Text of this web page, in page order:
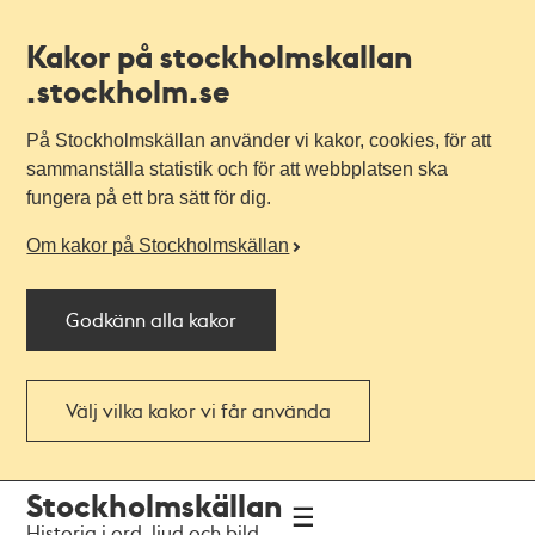
Kakor på stockholmskallan
.stockholm.se
På Stockholmskällan använder vi kakor, cookies, för att
sammanställa statistik och för att webbplatsen ska
fungera på ett bra sätt för dig.
Om kakor på Stockholmskällan
Godkänn alla kakor
Välj vilka kakor vi får använda
navigationen
huvudinnehållet
Stockholmskällan